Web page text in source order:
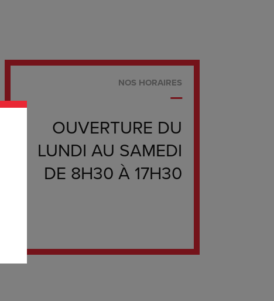
NOS HORAIRES
OUVERTURE DU
LUNDI AU SAMEDI
DE 8H30 À 17H30